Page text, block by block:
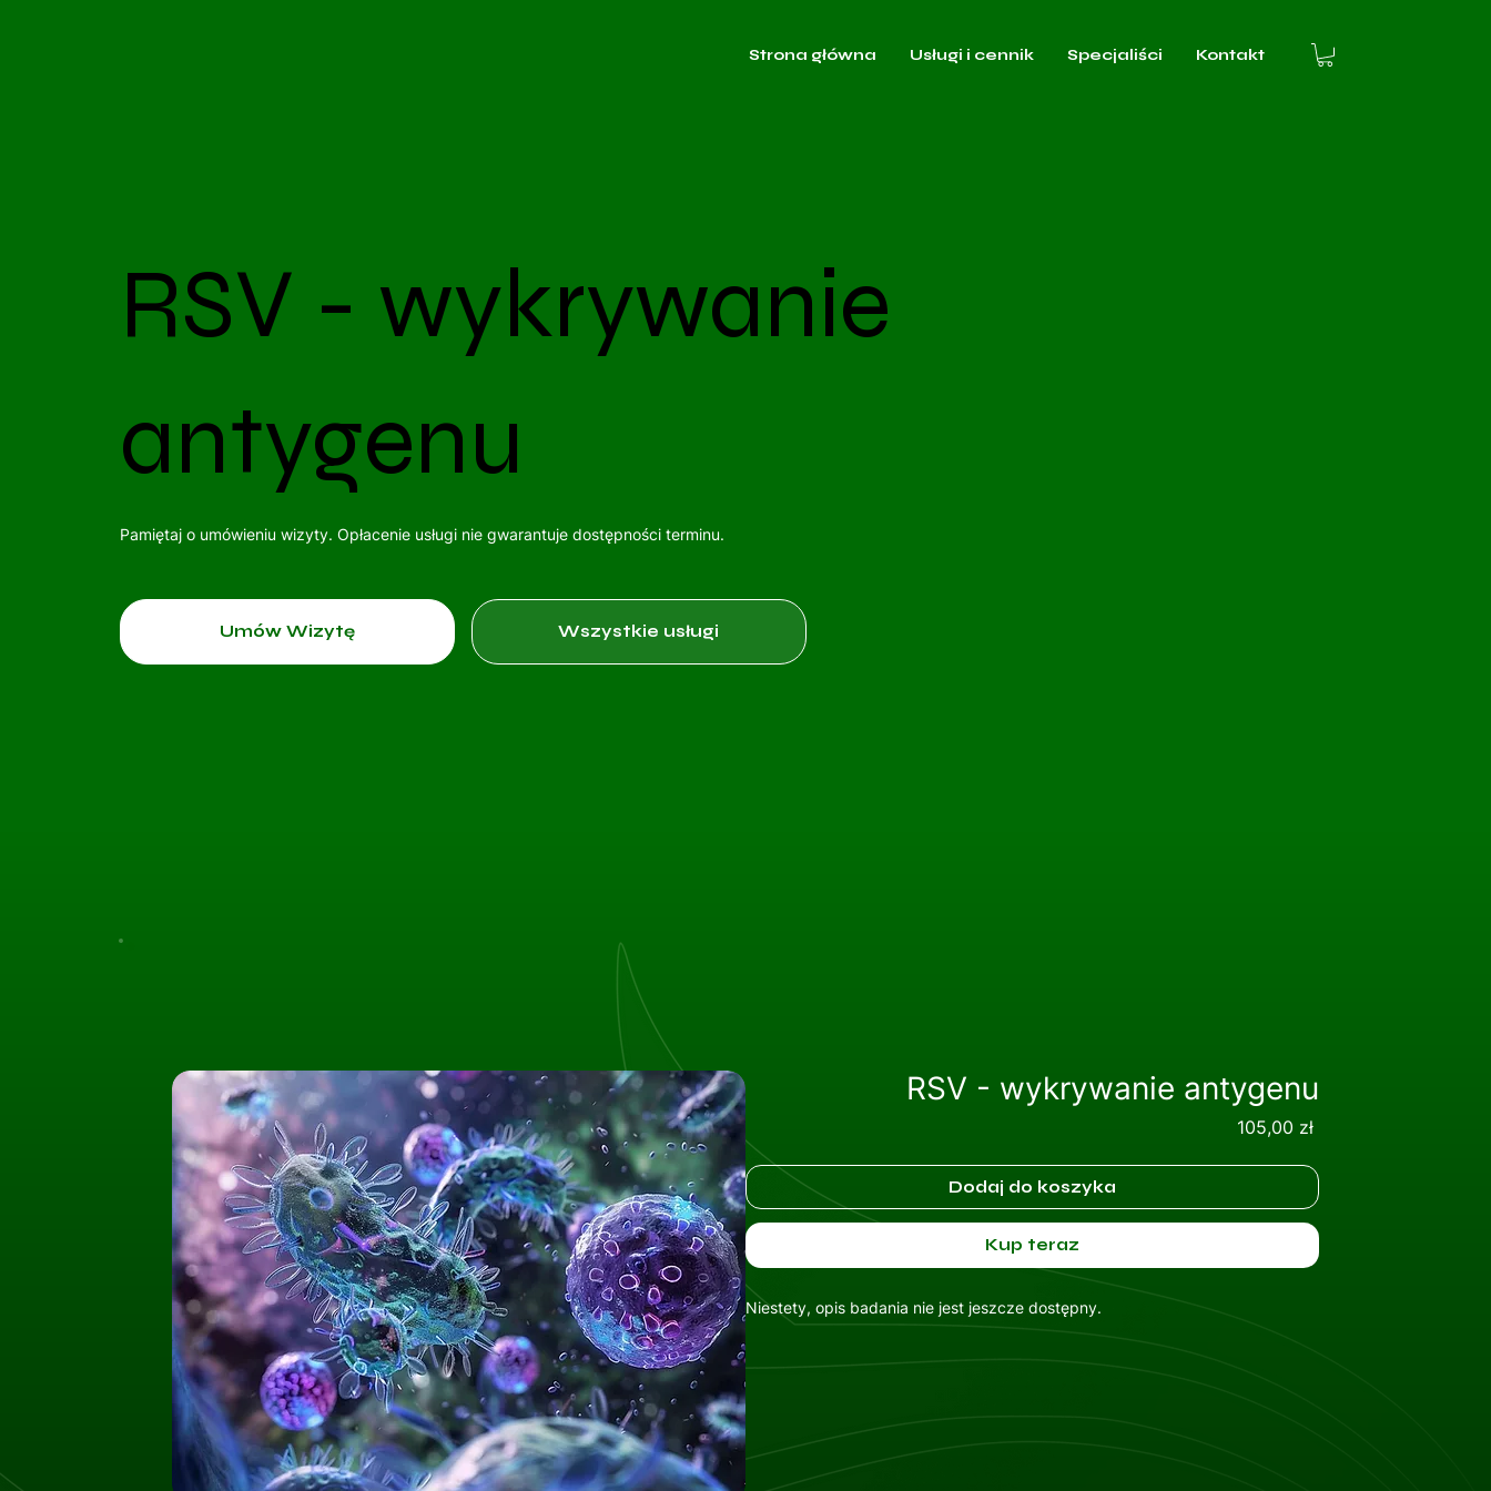
Strona główna Usługi i cennik Specjaliści Kontakt
RSV - wykrywanie
antygenu
Pamiętaj o umówieniu wizyty. Opłacenie usługi nie gwarantuje dostępności terminu.
Umów Wizytę Wszystkie usługi
RSV - wykrywanie antygenu
105,00 złCena
Dodaj do koszyka
Kup teraz
Niestety, opis badania nie jest jeszcze dostępny.